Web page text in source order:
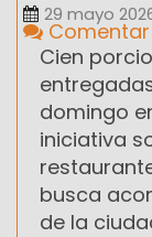
29 mayo
Comentar
Cien
domingo
iniciativa
busca
de la